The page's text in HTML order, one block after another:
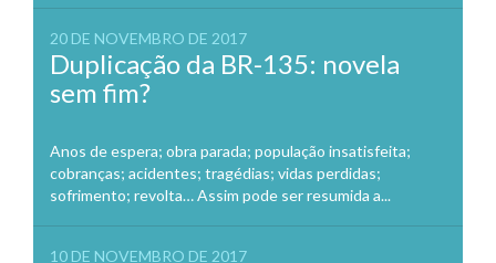
20 DE NOVEMBRO DE 2017
Duplicação da BR-135: novela
sem fim?
Anos de espera; obra parada; população insatisfeita;
cobranças; acidentes; tragédias; vidas perdidas;
sofrimento; revolta… Assim pode ser resumida a...
10 DE NOVEMBRO DE 2017